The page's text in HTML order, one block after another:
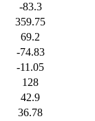
-83.3
359.75
69.2
-74.83
-11.05
128
42.9
36.78